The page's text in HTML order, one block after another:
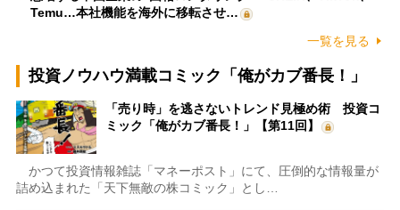
Temu…本社機能を海外に移転させ…
一覧を見る
投資ノウハウ満載コミック「俺がカブ番長！」
「売り時」を逃さないトレンド見極め術 投資コ
ミック「俺がカブ番長！」【第11回】
かつて投資情報雑誌「マネーポスト」にて、圧倒的な情報量が
詰め込まれた「天下無敵の株コミック」とし…